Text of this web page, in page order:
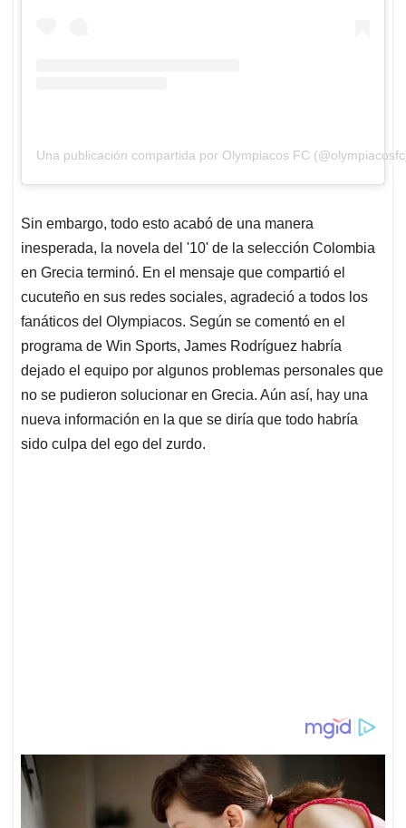
Una publicación compartida por Olympiacos FC
Sin embargo, todo esto acabó de una manera
inesperada, la novela del '10' de la selección Colombia
en Grecia terminó. En el mensaje que compartió el
cucuteño en sus redes sociales, agradeció a todos los
fanáticos del Olympiacos. Según se comentó en el
programa de Win Sports, James Rodríguez habría
dejado el equipo por algunos problemas personales que
no se pudieron solucionar en Grecia. Aún así, hay una
nueva información en la que se diría que todo habría
sido culpa del ego del zurdo.